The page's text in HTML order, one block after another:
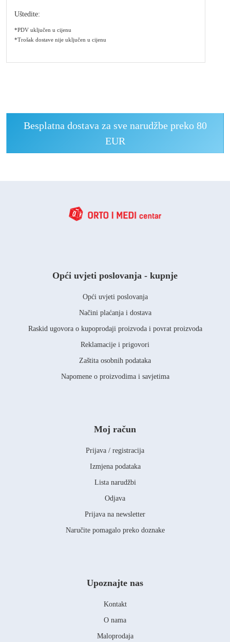
Uštedite:
*PDV uključen u cijenu
*Trošak dostave nije uključen u cijenu
Besplatna dostava za sve narudžbe preko 80
EUR
Opći uvjeti poslovanja - kupnje
Opći uvjeti poslovanja
Načini plaćanja i dostava
Raskid ugovora o kupoprodaji proizvoda i povrat proizvoda
Reklamacije i prigovori
Zaštita osobnih podataka
Napomene o proizvodima i savjetima
Moj račun
Prijava / registracija
Izmjena podataka
Lista narudžbi
Odjava
Prijava na newsletter
Naručite pomagalo preko doznake
Upoznajte nas
Kontakt
O nama
Maloprodaja